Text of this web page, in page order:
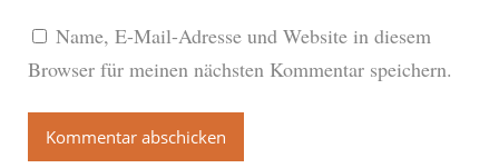
Name, E-Mail-Adresse und Website in diesem
Browser für meinen nächsten Kommentar speichern.